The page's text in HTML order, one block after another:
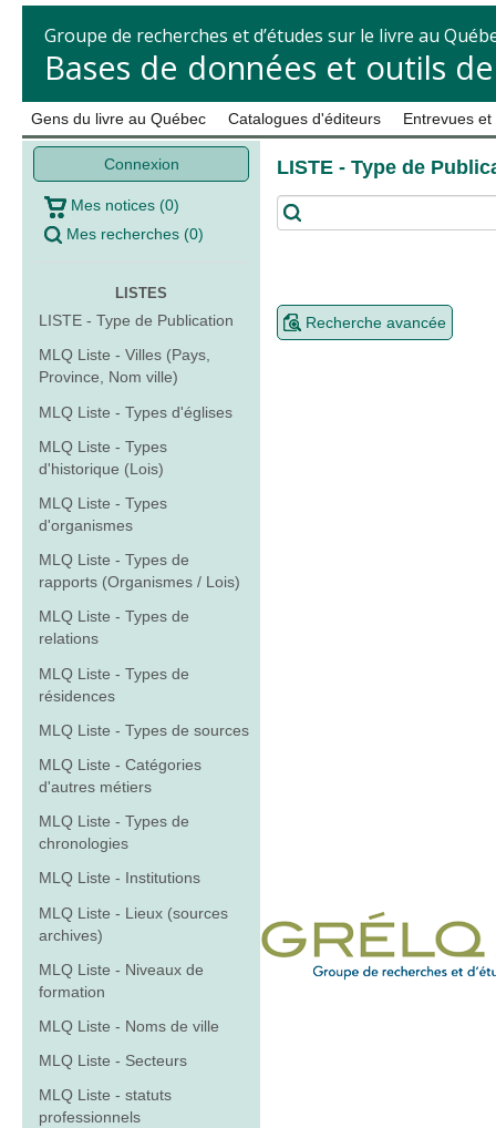
Groupe de recherches et d’études sur le livre au
Bases de données et outils
Gens du livre au Québec Catalogues d'éditeurs Entrevues
Connexion
Mes notices (0)
Mes recherches (0)
LISTES
LISTE - Type de Publication
MLQ Liste - Villes (Pays,
Province, Nom ville)
MLQ Liste - Types d'églises
MLQ Liste - Types
d'historique (Lois)
MLQ Liste - Types
d'organismes
MLQ Liste - Types de
rapports (Organismes / Lois)
MLQ Liste - Types de
relations
MLQ Liste - Types de
résidences
MLQ Liste - Types de sources
MLQ Liste - Catégories
d'autres métiers
MLQ Liste - Types de
chronologies
MLQ Liste - Institutions
MLQ Liste - Lieux (sources
archives)
MLQ Liste - Niveaux de
formation
MLQ Liste - Noms de ville
MLQ Liste - Secteurs
MLQ Liste - statuts
professionnels
LISTE - Type de
Recherche avancée